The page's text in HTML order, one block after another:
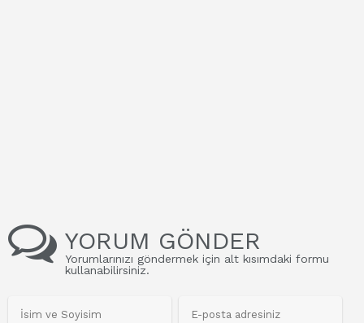
YORUM GÖNDER
Yorumlarınızı göndermek için alt kısımdaki formu
kullanabilirsiniz.